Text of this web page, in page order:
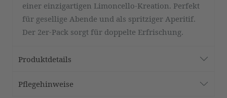
einer einzigartigen Limoncello-Kreation. Perfekt
für gesellige Abende und als spritziger Aperitif.
Der 2er-Pack sorgt für doppelte Erfrischung.
Produktdetails
Pflegehinweise